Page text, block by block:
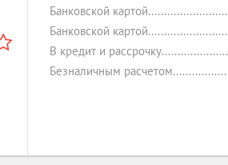
Банковской картой
Банковской картой
В кредит и рассрочку
Безналичным расчетом